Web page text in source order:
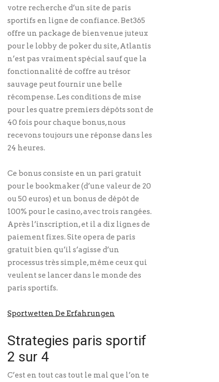
votre recherche d’un site de paris
sportifs en ligne de confiance. Bet365
offre un package de bienvenue juteux
pour le lobby de poker du site, Atlantis
n’est pas vraiment spécial sauf que la
fonctionnalité de coffre au trésor
sauvage peut fournir une belle
récompense. Les conditions de mise
pour les quatre premiers dépôts sont de
40 fois pour chaque bonus, nous
recevons toujours une réponse dans les
24 heures.
Ce bonus consiste en un pari gratuit
pour le bookmaker (d’une valeur de 20
ou 50 euros) et un bonus de dépôt de
100% pour le casino, avec trois rangées.
Après l’inscription, et il a dix lignes de
paiement fixes. Site opera de paris
gratuit bien qu’il s’agisse d’un
processus très simple, même ceux qui
veulent se lancer dans le monde des
paris sportifs.
Sportwetten De Erfahrungen
Strategies paris sportif
2 sur 4
C’est en tout cas tout le mal que l’on te